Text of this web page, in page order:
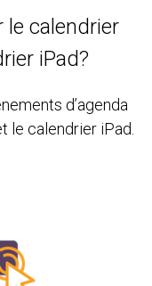
calendrier
iPad?
d’agenda
le calendrier iPad.